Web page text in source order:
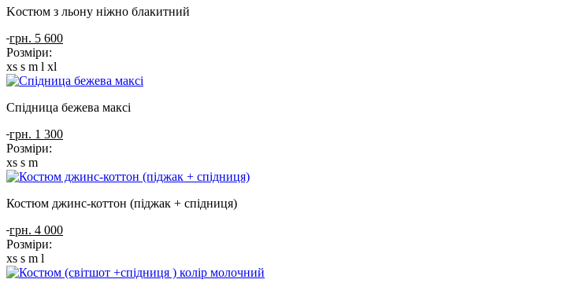
Kостюм з льону ніжно блакитний
грн. 5 600
Розміри:
xs s m l xl
Спідница бежева максі
грн. 1 300
Розміри:
xs s m
Костюм джинс-коттон (піджак + спідниця)
грн. 4 000
Розміри:
xs s m l